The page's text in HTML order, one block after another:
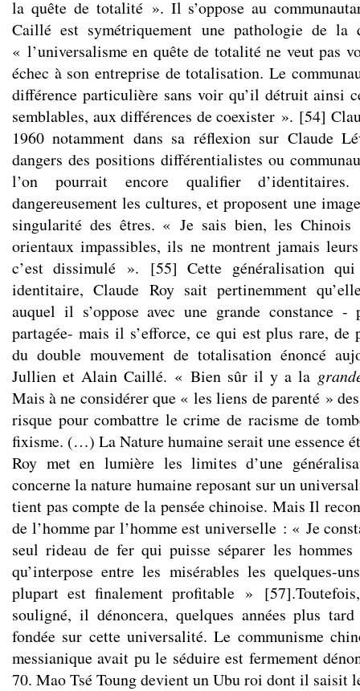
la quête de totalité ». Il s’oppose au
Caillé est symétriquement une pathologie de la
« l’universalisme en quête de totalité ne veut pas
échec à son entreprise de totalisation. Le
différence particulière sans voir qu’il détruit ainsi
semblables, aux différences de coexister ». [54]
1960 notamment dans sa réflexion sur Claude
dangers des positions différentialistes ou
l’on pourrait encore qualifier d’identitaires.
dangereusement les cultures, et proposent une
singularité des êtres. « Je sais bien, les
orientaux impassibles, ils ne montrent jamais
c’est dissimulé ». [55] Cette généralisation
identitaire, Claude Roy sait pertinemment
auquel il s’oppose avec une grande constance -
partagée- mais il s’efforce, ce qui est plus rare, de
du double mouvement de totalisation énoncé
Jullien et Alain Caillé. « Bien sûr il y a la
Mais à ne considérer que « les liens de parenté »
risque pour combattre le crime de racisme de
fixisme. (…) La Nature humaine serait une essence
Roy met en lumière les limites d’une
concerne la nature humaine reposant sur un
tient pas compte de la pensée chinoise. Mais Il
de l’homme par l’homme est universelle : « Je
seul rideau de fer qui puisse séparer les
qu’interpose entre les misérables les quelques-
plupart est finalement profitable » [57]
souligné, il dénoncera, quelques années plus
fondée sur cette universalité. Le communisme
messianique avait pu le séduire est fermement
70. Mao Tsé Toung devient un Ubu roi dont il saisit